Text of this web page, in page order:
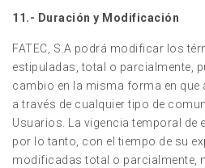
11.- Duración y Modificación
FATEC, S.A podrá modificar los
estipuladas, total o parcialmente,
cambio en la misma forma en que
a través de cualquier tipo de
Usuarios. La vigencia temporal de
por lo tanto, con el tiempo de su
modificadas total o parcialmente,